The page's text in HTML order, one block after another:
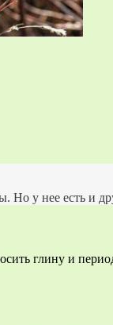
Но у нее есть и
глину и